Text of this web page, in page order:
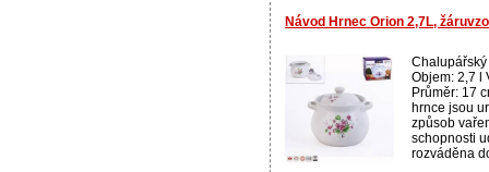
Návod Hrnec Orion 2,7L,
Objem: 2,7 l
Průměr: 17
hrnce jsou
způsob
schopnosti
rozváděna